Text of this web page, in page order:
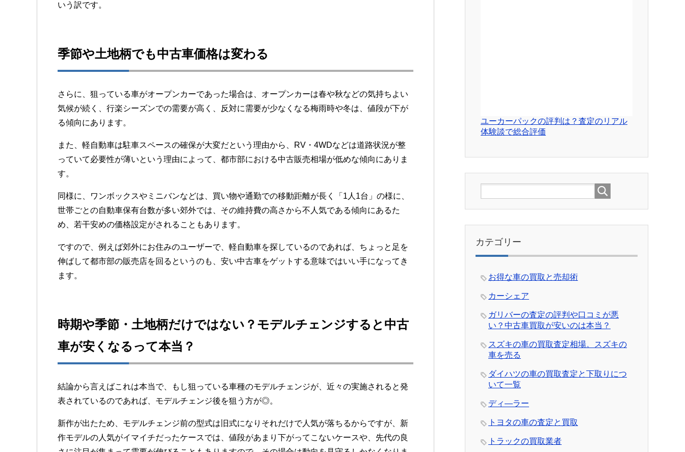
いう訳です。
季節や土地柄でも中古車価格は変わる
さらに、狙っている車がオープンカーであった場合は、オープンカーは春や秋などの気持ちよい
気候が続く、行楽シーズンでの需要が高く、反対に需要が少なくなる梅雨時や冬は、値段が下が
る傾向にあります。
また、軽自動車は駐車スペースの確保が大変だという理由から、RV・4WDなどは道路状況が整
っていて必要性が薄いという理由によって、都市部における中古販売相場が低めな傾向にありま
す。
同様に、ワンボックスやミニバンなどは、買い物や通勤での移動距離が長く「1人1台」の様に、
世帯ごとの自動車保有台数が多い郊外では、その維持費の高さから不人気である傾向にあるた
め、若干安めの価格設定がされることもあります。
ですので、例えば郊外にお住みのユーザーで、軽自動車を探しているのであれば、ちょっと足を
伸ばして都市部の販売店を回るというのも、安い中古車をゲットする意味ではいい手になってき
ます。
時期や季節・土地柄だけではない？モデルチェンジすると中古
車が安くなるって本当？
結論から言えばこれは本当で、もし狙っている車種のモデルチェンジが、近々の実施されると発
表されているのであれば、モデルチェンジ後を狙う方が◎。
新作が出たため、モデルチェンジ前の型式は旧式になりそれだけで人気が落ちるからですが、新
作モデルの人気がイマイチだったケースでは、値段があまり下がってこないケースや、先代の良
ユーカーパックの評判は？査定のリアル
体験談で総合評価
カテゴリー
お得な車の買取と売却術
カーシェア
ガリバーの査定の評判や口コミが悪
い？中古車買取が安いのは本当？
スズキの車の買取査定相場。スズキの
車を売る
ダイハツの車の買取査定と下取りにつ
いて一覧
ディ―ラー
トヨタの車の査定と買取
トラックの買取業者